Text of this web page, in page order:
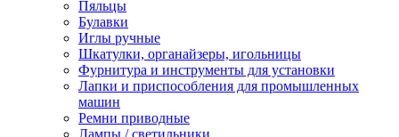
Пяльцы
Булавки
Иглы ручные
Шкатулки, органайзеры, игольницы
Фурнитура и инструменты для установки
Лапки и приспособления для промышленных
машин
Ремни приводные